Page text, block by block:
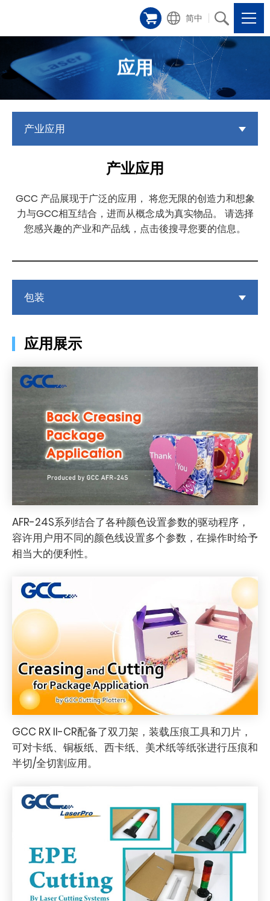
简中
应用
产业应用
产业应用
GCC 产品展现于广泛的应用， 将您无限的创造力和想象
力与GCC相互结合，进而从概念成为真实物品。 请选择
您感兴趣的产业和产品线，点击後搜寻您要的信息。
包装
应用展示
AFR-24S系列结合了各种颜色设置参数的驱动程序，
容许用户用不同的颜色线设置多个参数，在操作时给予
相当大的便利性。
GCC RX II-CR配备了双刀架，装载压痕工具和刀片，
可对卡纸、铜板纸、西卡纸、美术纸等纸张进行压痕和
半切/全切割应用。